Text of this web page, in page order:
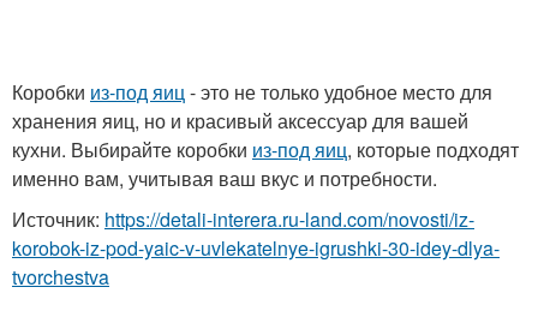
Коробки из-под яиц- это не только удобное место для
хранения яиц, но и красивый аксессуар для вашей
кухни. Выбирайте коробки из-под яиц, которые подходят
именно вам, учитывая ваш вкус и потребности.
Источник: https://detali-interera.ru-land.com/novosti/iz-
korobok-iz-pod-yaic-v-uvlekatelnye-igrushki-30-idey-dlya-
tvorchestva